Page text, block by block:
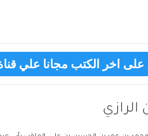
اخر الكتب مجانا علي